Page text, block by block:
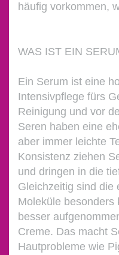
häufig vorkommen,
WAS IST EIN
Ein Serum ist eine
Intensivpflege fürs
Reinigung und vor
Seren haben eine
aber immer leichte
Konsistenz ziehen
und dringen in die
Gleichzeitig sind die
Moleküle besonders
besser
Creme. Das macht
Hautprobleme wie